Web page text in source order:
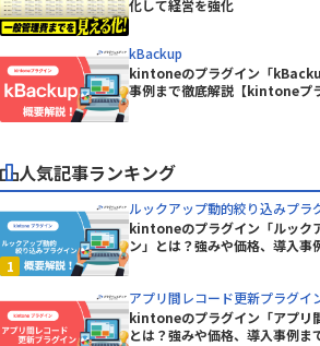
化して経営を強化
kBackup
kintoneのプラグイン「
事例まで徹底解説【kintoneプ
人気記事ランキング
ルックアップ動的絞り込みプラ
kintoneのプラグイン「ルック
ン」とは？強みや価格、導入
アプリ間レコード更新プラグイ
kintoneのプラグイン「アプリ
とは？強みや価格、導入事例